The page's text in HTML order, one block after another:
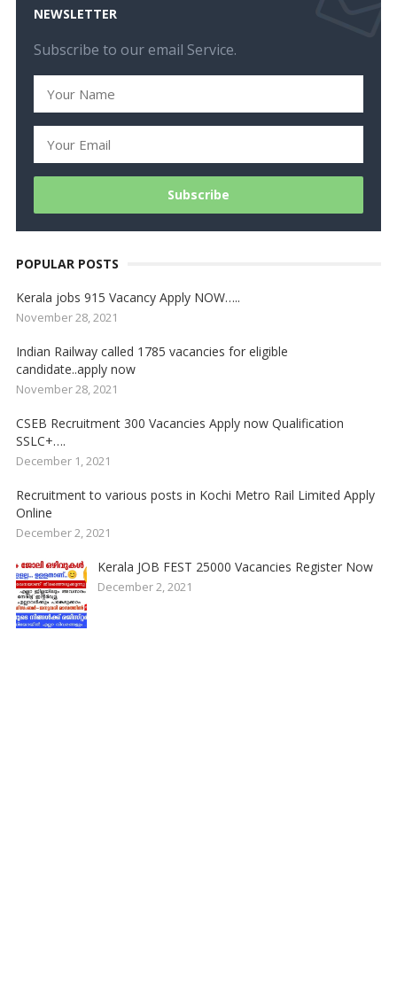
NEWSLETTER
Subscribe to our email Service.
POPULAR POSTS
Kerala jobs 915 Vacancy Apply NOW…..
November 28, 2021
Indian Railway called 1785 vacancies for eligible
candidate..apply now
November 28, 2021
CSEB Recruitment 300 Vacancies Apply now Qualification
SSLC+….
December 1, 2021
Recruitment to various posts in Kochi Metro Rail Limited Apply
Online
December 2, 2021
Kerala JOB FEST 25000 Vacancies Register Now
December 2, 2021